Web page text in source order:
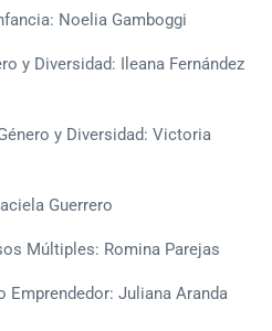
Noelia Gamboggi
y Diversidad: Ileana Fernández
y Diversidad: Victoria
Guerrero
Múltiples: Romina Parejas
Emprendedor: Juliana Aranda